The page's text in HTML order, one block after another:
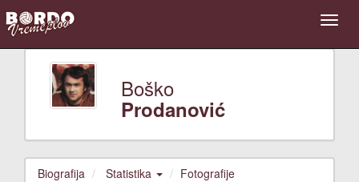
Boško
Prodanović
Biografija Statistika Fotografije